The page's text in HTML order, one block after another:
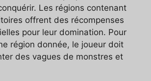
Les régions contenant
offrent des récompenses
pour leur domination. Pour
région donnée, le joueur doit
des vagues de monstres et